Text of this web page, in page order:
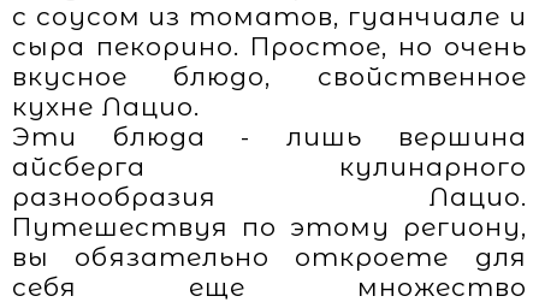
с соусом из томатов, гуанчиале и
сыра пекорино. Простое, но очень
вкусное блюдо, свойственное
кухне Лацио.
Эти блюда - лишь вершина
айсберга кулинарного
разнообразия Лацио.
Путешествуя по этому региону,
вы обязательно откроете для
себя еще множество